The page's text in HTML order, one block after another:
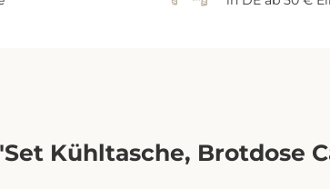
Kühltasche, Brotdose